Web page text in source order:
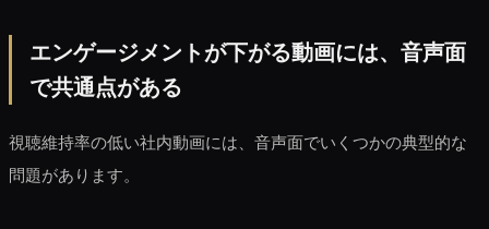
エンゲージメントが下がる動画には、音声面
で共通点がある
視聴維持率の低い社内動画には、音声面でいくつかの典型的な
問題があります。